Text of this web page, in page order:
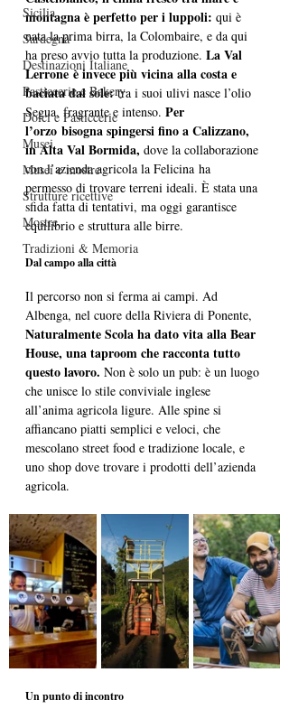
Sicilia
Sardegna
Destinazioni Italiane
Pasticcerie e Bakery
Dolci e Pasticcerie
Musei
Musei e mostre
Strutture ricettive
Mostre
Tradizioni & Memoria
montagna è perfetto per i luppoli: qui è
nata la prima birra, la Colombaire, e da qui
ha preso avvio tutta la produzione. La Val
Lerrone è invece più vicina alla costa e
baciata dal sole: tra i suoi ulivi nasce l’olio
Segua, fragrante e intenso. Per
l’orzo bisogna spingersi fino a Calizzano,
in Alta Val Bormida, dove la collaborazione
con l’azienda agricola la Felicina ha
permesso di trovare terreni ideali. È stata una
sfida fatta di tentativi, ma oggi garantisce
equilibrio e struttura alle birre.
Dal campo alla città
Il percorso non si ferma ai campi. Ad
Albenga, nel cuore della Riviera di Ponente,
Naturalmente Scola ha dato vita alla Bear
House, una taproom che racconta tutto
questo lavoro. Non è solo un pub: è un luogo
che unisce lo stile conviviale inglese
all’anima agricola ligure. Alle spine si
affiancano piatti semplici e veloci, che
mescolano street food e tradizione locale, e
uno shop dove trovare i prodotti dell’azienda
agricola.
Un punto di incontro